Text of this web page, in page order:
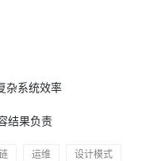
杂系统效率
结果负责
运维
设计模式